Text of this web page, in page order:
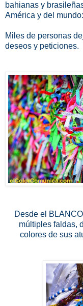
bahianas y
América y del mundo:
Miles de personas
deseos y peticiones.
Desde el
múltiples faldas,
colores de sus